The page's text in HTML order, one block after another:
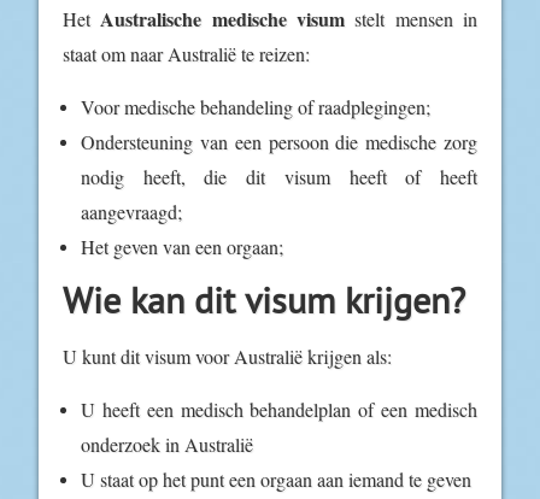
Het Australische medische visum stelt mensen in
staat om naar Australië te reizen:
Voor medische behandeling of raadplegingen;
Ondersteuning van een persoon die medische zorg
nodig heeft, die dit visum heeft of heeft
aangevraagd;
Het geven van een orgaan;
Wie kan dit visum krijgen?
U kunt dit visum voor Australië krijgen als:
U heeft een medisch behandelplan of een medisch
onderzoek in Australië
U staat op het punt een orgaan aan iemand te geven